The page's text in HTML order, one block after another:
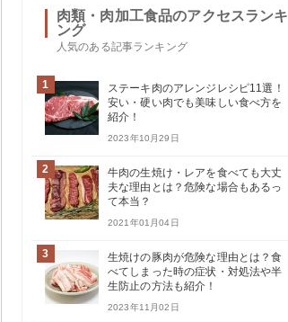
肉類・肉加工食品のアクセスランキ
ング
人気のある記事ランキング
1
ステーキ肉のアレンジレシピ11選！
安い・硬い肉でも美味しい食べ方を
紹介！
2023年10月29日
2
牛肉の生焼け・レアを食べても大丈
夫な理由とは？危険な場合もあるっ
て本当？
2021年01月04日
3
生焼けの豚肉が危険な理由とは？食
べてしまった時の症状・対処法や半
生防止の方法も紹介！
2023年11月02日